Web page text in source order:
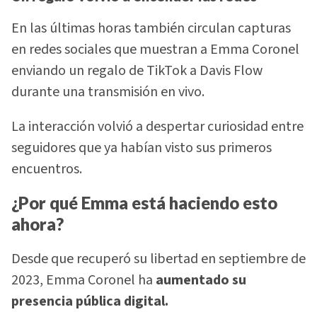
En las últimas horas también circulan capturas
en redes sociales que muestran a Emma Coronel
enviando un regalo de TikTok a Davis Flow
durante una transmisión en vivo.
La interacción volvió a despertar curiosidad entre
seguidores que ya habían visto sus primeros
encuentros.
¿Por qué Emma está haciendo esto
ahora?
Desde que recuperó su libertad en septiembre de
2023, Emma Coronel ha aumentado su
presencia pública digital.